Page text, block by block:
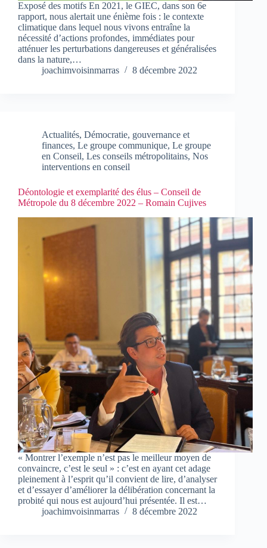
Exposé des motifs En 2021, le GIEC, dans son 6e
rapport, nous alertait une énième fois : le contexte
climatique dans lequel nous vivons entraîne la
nécessité d’actions profondes, immédiates pour
atténuer les perturbations dangereuses et généralisées
dans la nature,…
joachimvoisinmarras
8 décembre 2022
Actualités, Démocratie, gouvernance et
finances, Le groupe communique, Le groupe
en Conseil, Les conseils métropolitains, Nos
interventions en conseil
Déontologie et exemplarité des élus – Conseil de
Métropole du 8 décembre 2022 – Romain Cujives
« Montrer l’exemple n’est pas le meilleur moyen de
convaincre, c’est le seul » : c’est en ayant cet adage
pleinement à l’esprit qu’il convient de lire, d’analyser
et d’essayer d’améliorer la délibération concernant la
probité qui nous est aujourd’hui présentée. Il est…
joachimvoisinmarras
8 décembre 2022